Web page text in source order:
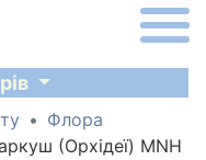
Флора
(Орхідеї) MNH